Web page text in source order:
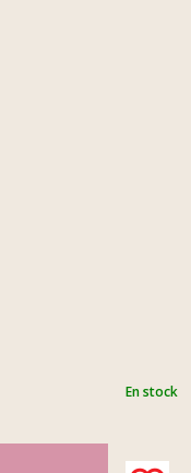
En stock